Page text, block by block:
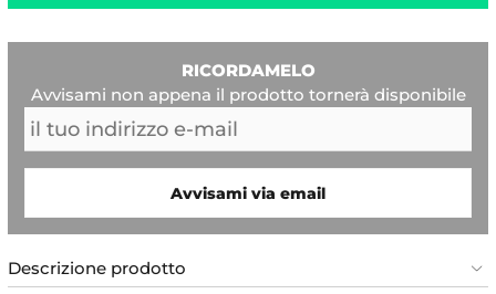
RICORDAMELO
Avvisami non appena il prodotto tornerà disponibile
Avvisami via email
Descrizione prodotto